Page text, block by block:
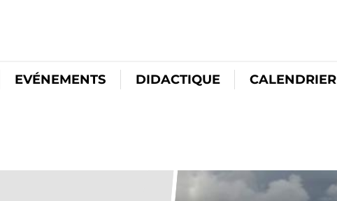
EVÉNEMENTS DIDACTIQUE CALENDRIER